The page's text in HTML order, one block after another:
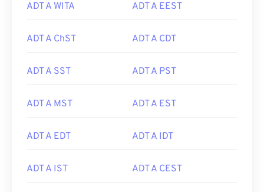
ADT A WITA ADT A EEST
ADT A ChST ADT A CDT
ADT A SST ADT A PST
ADT A MST ADT A EST
ADT A EDT ADT A IDT
ADT A IST ADT A CEST